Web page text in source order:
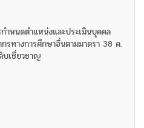
ำหนดตำแหน่งและประเมินบุคคล
รทางการศึกษาอื่นตามมาตรา 38 ค.
บเชี่ยวชาญ